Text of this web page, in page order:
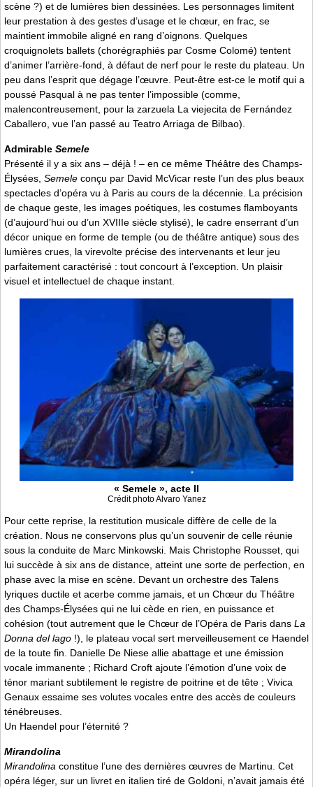
scène ?) et de lumières bien dessinées. Les personnages limitent
leur prestation à des gestes d’usage et le chœur, en frac, se
maintient immobile aligné en rang d’oignons. Quelques
croquignolets ballets (chorégraphiés par Cosme Colomé) tentent
d’animer l’arrière-fond, à défaut de nerf pour le reste du plateau. Un
peu dans l’esprit que dégage l’œuvre. Peut-être est-ce le motif qui a
poussé Pasqual à ne pas tenter l’impossible (comme,
malencontreusement, pour la zarzuela La viejecita de Fernández
Caballero, vue l’an passé au Teatro Arriaga de Bilbao).
Admirable Semele
Présenté il y a six ans – déjà ! – en ce même Théâtre des Champs-
Élysées, Semele conçu par David McVicar reste l’un des plus beaux
spectacles d’opéra vu à Paris au cours de la décennie. La précision
de chaque geste, les images poétiques, les costumes flamboyants
(d’aujourd’hui ou d’un XVIIIe siècle stylisé), le cadre enserrant d’un
décor unique en forme de temple (ou de théâtre antique) sous des
lumières crues, la virevolte précise des intervenants et leur jeu
parfaitement caractérisé : tout concourt à l’exception. Un plaisir
visuel et intellectuel de chaque instant.
« Semele », acte II
Crédit photo Alvaro Yanez
Pour cette reprise, la restitution musicale diffère de celle de la
création. Nous ne conservons plus qu’un souvenir de celle réunie
sous la conduite de Marc Minkowski. Mais Christophe Rousset, qui
lui succède à six ans de distance, atteint une sorte de perfection, en
phase avec la mise en scène. Devant un orchestre des Talens
lyriques ductile et acerbe comme jamais, et un Chœur du Théâtre
des Champs-Élysées qui ne lui cède en rien, en puissance et
cohésion (tout autrement que le Chœur de l’Opéra de Paris dans La
Donna del lago !), le plateau vocal sert merveilleusement ce Haendel
de la toute fin. Danielle De Niese allie abattage et une émission
vocale immanente ; Richard Croft ajoute l’émotion d’une voix de
ténor mariant subtilement le registre de poitrine et de tête ; Vivica
Genaux essaime ses volutes vocales entre des accès de couleurs
ténébreuses.
Un Haendel pour l’éternité ?
Mirandolina
Mirandolina constitue l’une des dernières œuvres de Martinu. Cet
opéra léger, sur un livret en italien tiré de Goldoni, n’avait jamais été